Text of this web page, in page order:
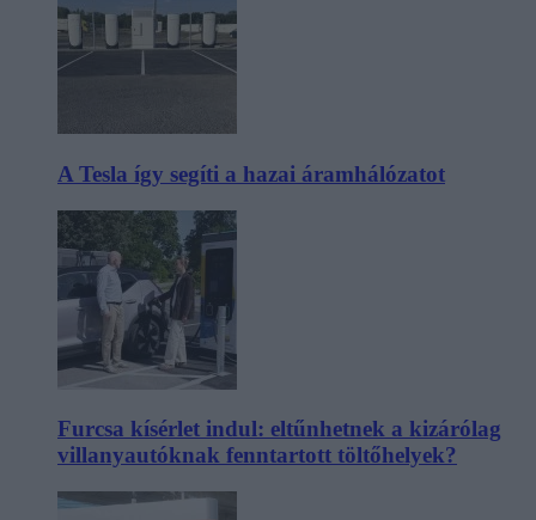
A Tesla így segíti a hazai áramhálózatot
Furcsa kísérlet indul: eltűnhetnek a kizárólag
villanyautóknak fenntartott töltőhelyek?